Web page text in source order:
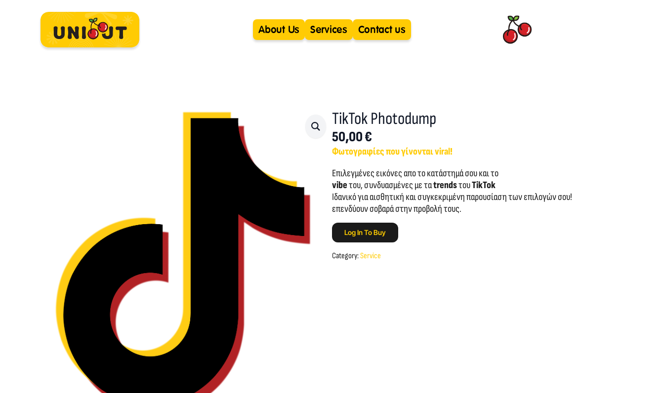
About Us Services Contact us
TikTok Photodump
50,00€
Φωτογραφίες που γίνονται viral!
Επιλεγμένες εικόνες απο το κατάστημά σου και το
vibeτου, συνδυασμένες με ταtrendsτουTikTok
Ιδανικό για αισθητική και συγκεκριμένη παρουσίαση των επιλογών σου!
επενδύουν σοβαρά στην προβολή τους.
Log In To Buy
Category:Service